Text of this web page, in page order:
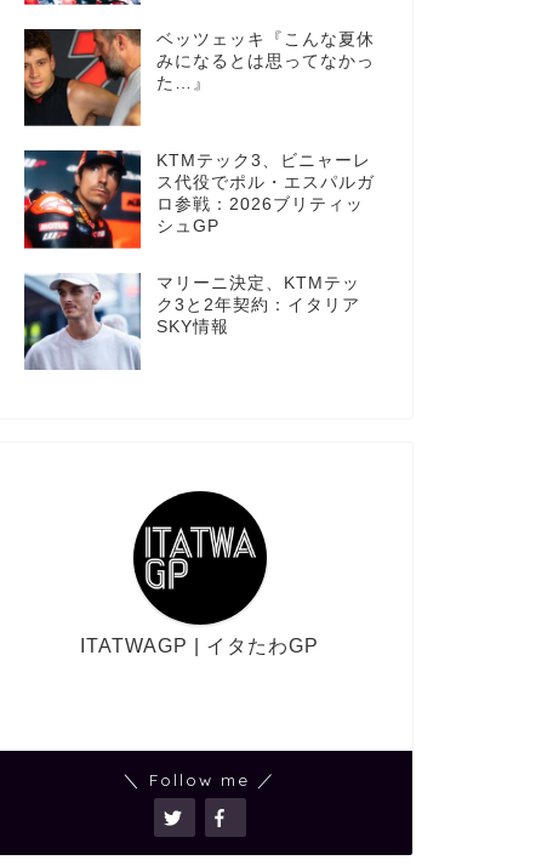
ベッツェッキ『こんな夏休
みになるとは思ってなかっ
た…』
KTMテック3、ビニャーレ
ス代役でポル・エスパルガ
ロ参戦：2026ブリティッ
シュGP
マリーニ決定、KTMテッ
ク3と2年契約：イタリア
SKY情報
ITATWAGP | イタたわGP
＼ Follow me ／